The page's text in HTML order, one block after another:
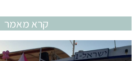
קרא מאמר